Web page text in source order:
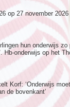
op 27 november 2026
hun onderwijs zo
Hb-onderwijs op het
Korf: ‘Onderwijs
de bovenkant’